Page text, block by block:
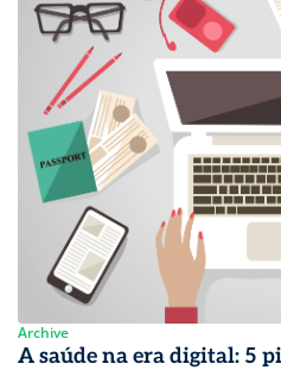
Archive
A saúde na era digital: 5